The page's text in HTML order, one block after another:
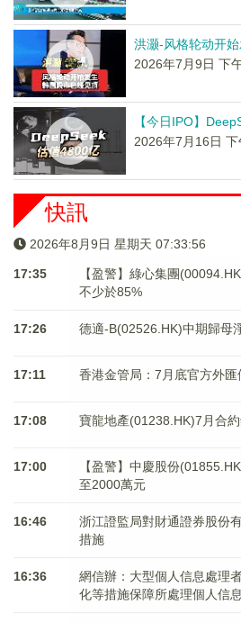
洪灏-风格轮动开
2026年7月9日 下
【今日IPO】
2026年7月16日
快訊
2026年8月9日 星期天 07:33:56
17:35
【盈警】綠心集團
不少於85%
17:26 德適-B(02526.HK)中期歸母
17:11 香港金管局：7月底官方外
17:08 寶龍地產(01238.HK)7月合
17:00
【盈警】中慶股份
至2000萬元
16:46
浙江證監局對財通證券股份
措施
16:36
網信辦：大型個人信息處理
化等措施保障所處理個人信